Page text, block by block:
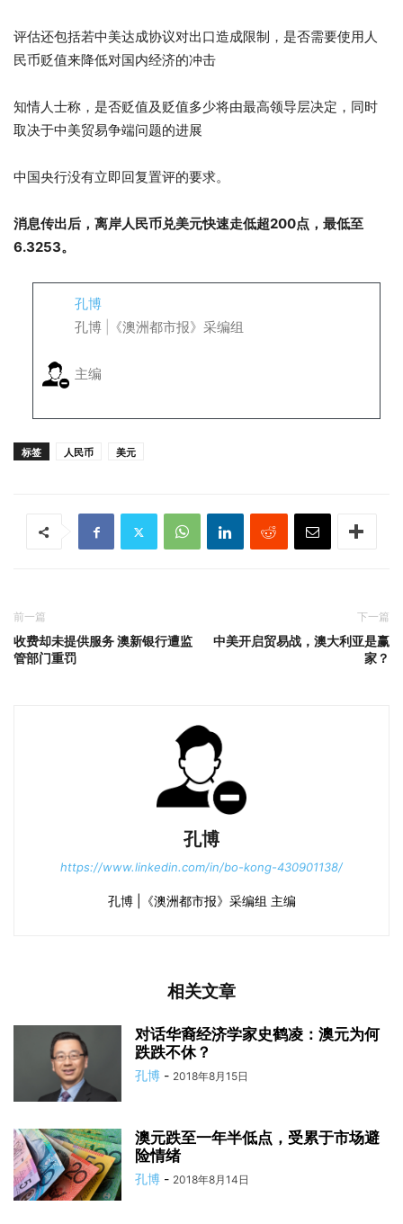
评估还包括若中美达成协议对出口造成限制，是否需要使用人
民币贬值来降低对国内经济的冲击
知情人士称，是否贬值及贬值多少将由最高领导层决定，同时
取决于中美贸易争端问题的进展
中国央行没有立即回复置评的要求。
消息传出后，离岸人民币兑美元快速走低超200点，最低至
6.3253。
孔博
孔博 |《澳洲都市报》采编组
主编
标签 人民币 美元
前一篇
收费却未提供服务 澳新银行遭监
管部门重罚
下一篇
中美开启贸易战，澳大利亚是赢
家？
孔博
https://www.linkedin.com/in/bo-kong-430901138/
孔博 |《澳洲都市报》采编组 主编
相关文章
对话华裔经济学家史鹤凌：澳元为何
跌跌不休？
孔博 - 2018年8月15日
澳元跌至一年半低点，受累于市场避
险情绪
孔博 - 2018年8月14日